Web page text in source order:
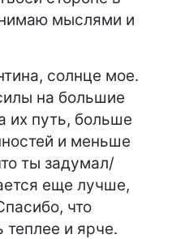
мыслями и
солнце мое.
на большие
их путь, больше
и меньше
ты задумал/
еще лучше,
что
и ярче.